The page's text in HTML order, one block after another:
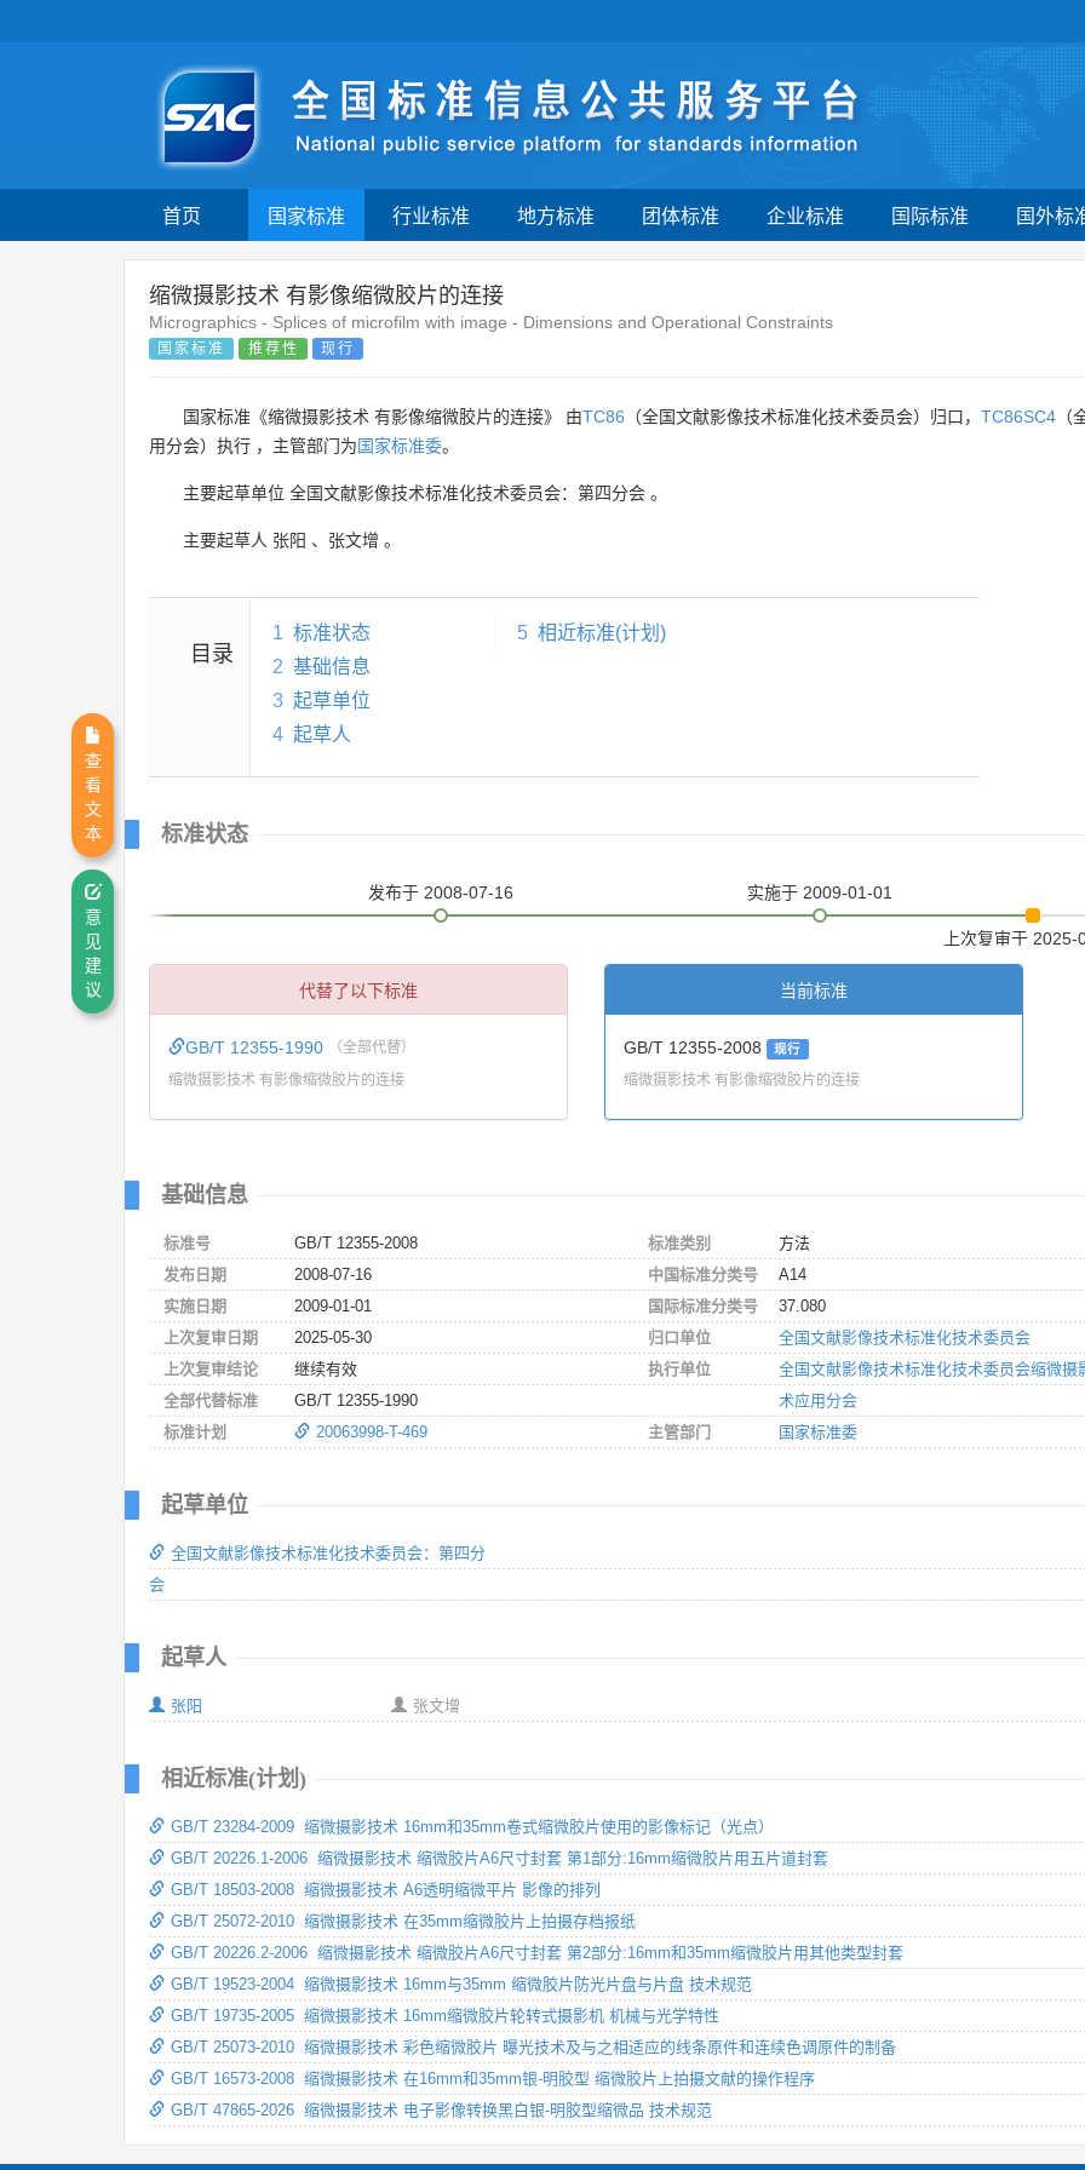
首页 国家标准 行业标准 地方标准 团体标准 企业标准 国际标准 国外标
缩微摄影技术 有影像缩微胶片的连接
Micrographics - Splices of microfilm with image - Dimensions and Operational Constraints
国家标准 推荐性 现行
国家标准《缩微摄影技术 有影像缩微胶片的连接》 由TC86 （全国文献影像技术标准化技术委员会）归口， TC86SC4
用分会）执行 ，主管部门为国家标准委。
主要起草单位 全国文献影像技术标准化技术委员会：第四分会 。
主要起草人 张阳 、 张文增 。
目录
1 标准状态
2 基础信息
3 起草单位
4 起草人
5 相近标准(计划)
标准状态
发布于 2008-07-16 实施于 2009-01-01
上次复审于 2025-
代替了以下标准
GB/T 12355-1990 （全部代替）
缩微摄影技术 有影像缩微胶片的连接
当前标准
GB/T 12355-2008 现行
缩微摄影技术 有影像缩微胶片的连接
基础信息
标准号
GB/T 12355-2008
发布日期
2008-07-16
实施日期
2009-01-01
上次复审日期
2025-05-30
上次复审结论
继续有效
全部代替标准
GB/T 12355-1990
标准计划
20063998-T-469
标准类别
方法
中国标准分类号
A14
国际标准分类号
37.080
归口单位
全国文献影像技术标准化技术委员会
执行单位
全国文献影像技术标准化技术委员会缩微摄
术应用分会
主管部门
国家标准委
起草单位
全国文献影像技术标准化技术委员会：第四分
会
起草人
张阳 张文增
相近标准(计划)
GB/T 23284-2009 缩微摄影技术 16mm和35mm卷式缩微胶片使用的影像标记（光点）
GB/T 20226.1-2006 缩微摄影技术 缩微胶片A6尺寸封套 第1部分:16mm缩微胶片用五片道封套
GB/T 18503-2008 缩微摄影技术 A6透明缩微平片 影像的排列
GB/T 25072-2010 缩微摄影技术 在35mm缩微胶片上拍摄存档报纸
GB/T 20226.2-2006 缩微摄影技术 缩微胶片A6尺寸封套 第2部分:16mm和35mm缩微胶片用其他类型封套
GB/T 19523-2004 缩微摄影技术 16mm与35mm 缩微胶片防光片盘与片盘 技术规范
GB/T 19735-2005 缩微摄影技术 16mm缩微胶片轮转式摄影机 机械与光学特性
GB/T 25073-2010 缩微摄影技术 彩色缩微胶片 曝光技术及与之相适应的线条原件和连续色调原件的制备
GB/T 16573-2008 缩微摄影技术 在16mm和35mm银-明胶型 缩微胶片上拍摄文献的操作程序
GB/T 47865-2026 缩微摄影技术 电子影像转换黑白银-明胶型缩微品 技术规范
查
看
文
本
意
见
建
议